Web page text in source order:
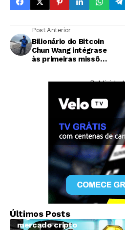
Post Anterior
Bilionário do Bitcoin
Chun Wang intégrase
às primeiras missões
—
Últimos Posts
Criptomoedas
Exploração de falha na
segundo mês mais crítico
mercado cripto